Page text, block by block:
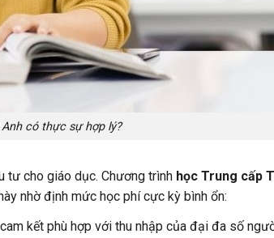
có thực sự hợp lý?
tư cho giáo dục. Chương trình học Trung cấp
nhờ định mức học phí cực kỳ bình ổn:
kết phù hợp với thu nhập của đại đa số